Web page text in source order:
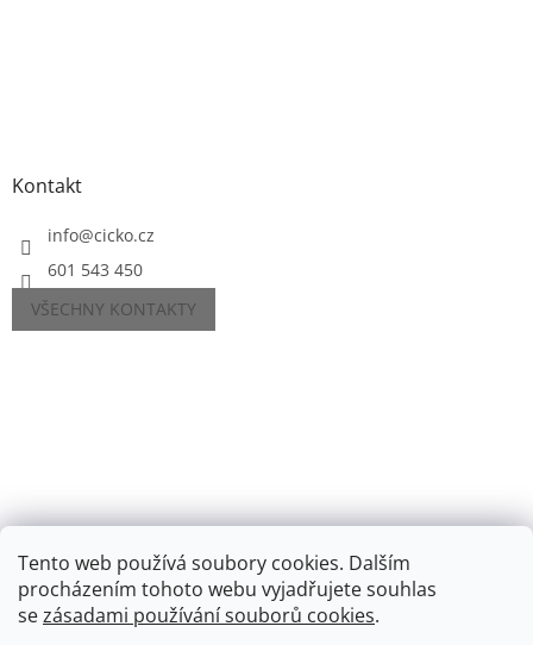
Tento web používá soubory cookies. Dalším
procházením tohoto webu vyjadřujete souhlas
sezásadami používání souborů cookies.
Kontakt
info@cicko.cz
601 543 450
VŠECHNY KONTAKTY